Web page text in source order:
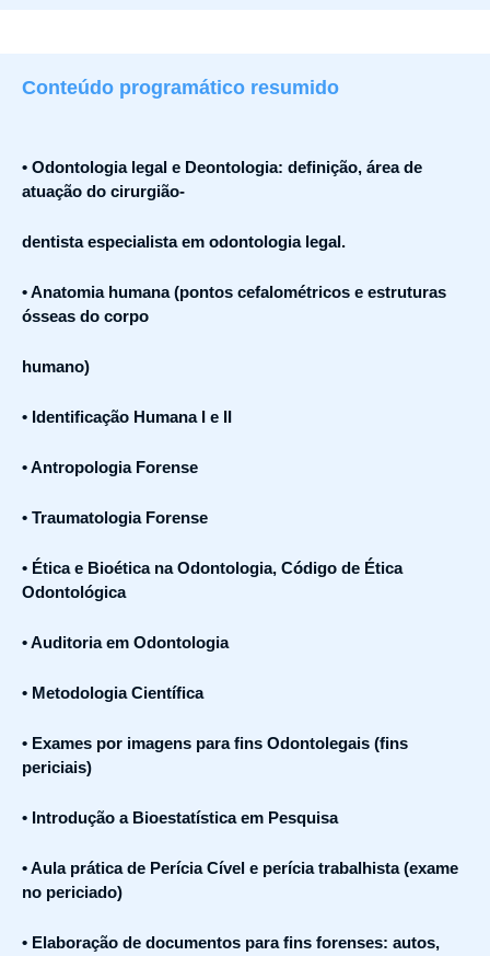
Conteúdo programático resumido
• Odontologia legal e Deontologia: definição, área de
atuação do cirurgião-
dentista especialista em odontologia legal.
• Anatomia humana (pontos cefalométricos e estruturas
ósseas do corpo
humano)
• Identificação Humana I e II
• Antropologia Forense
• Traumatologia Forense
• Ética e Bioética na Odontologia, Código de Ética
Odontológica
• Auditoria em Odontologia
• Metodologia Científica
• Exames por imagens para fins Odontolegais (fins
periciais)
• Introdução a Bioestatística em Pesquisa
• Aula prática de Perícia Cível e perícia trabalhista (exame
no periciado)
• Elaboração de documentos para fins forenses: autos,